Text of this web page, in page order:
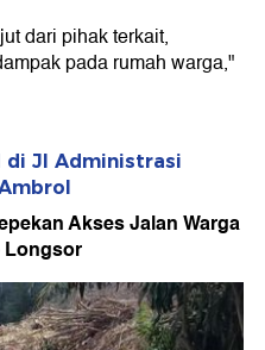
dari pihak terkait,
pada rumah warga,"
di Jl Administrasi
Akses Jalan Warga
Longsor